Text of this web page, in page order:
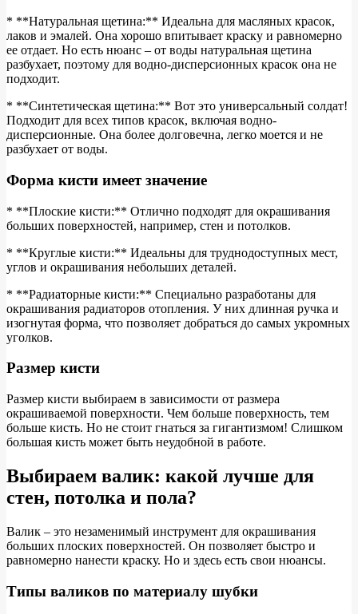
* **Натуральная щетина:** Идеальна для масляных красок,
лаков и эмалей. Она хорошо впитывает краску и равномерно
ее отдает. Но есть нюанс – от воды натуральная щетина
разбухает, поэтому для водно-дисперсионных красок она не
подходит.
* **Синтетическая щетина:** Вот это универсальный солдат!
Подходит для всех типов красок, включая водно-
дисперсионные. Она более долговечна, легко моется и не
разбухает от воды.
Форма кисти имеет значение
* **Плоские кисти:** Отлично подходят для окрашивания
больших поверхностей, например, стен и потолков.
* **Круглые кисти:** Идеальны для труднодоступных мест,
углов и окрашивания небольших деталей.
* **Радиаторные кисти:** Специально разработаны для
окрашивания радиаторов отопления. У них длинная ручка и
изогнутая форма, что позволяет добраться до самых укромных
уголков.
Размер кисти
Размер кисти выбираем в зависимости от размера
окрашиваемой поверхности. Чем больше поверхность, тем
больше кисть. Но не стоит гнаться за гигантизмом! Слишком
большая кисть может быть неудобной в работе.
Выбираем валик: какой лучше для
стен, потолка и пола?
Валик – это незаменимый инструмент для окрашивания
больших плоских поверхностей. Он позволяет быстро и
равномерно нанести краску. Но и здесь есть свои нюансы.
Типы валиков по материалу шубки